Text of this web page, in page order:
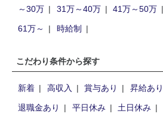
～30万 31万～40万 41万～50万
61万～
時給制
こだわり条件から探す
新着 高収入 賞与あり 昇給あり
退職金あり
平日休み 土日休み